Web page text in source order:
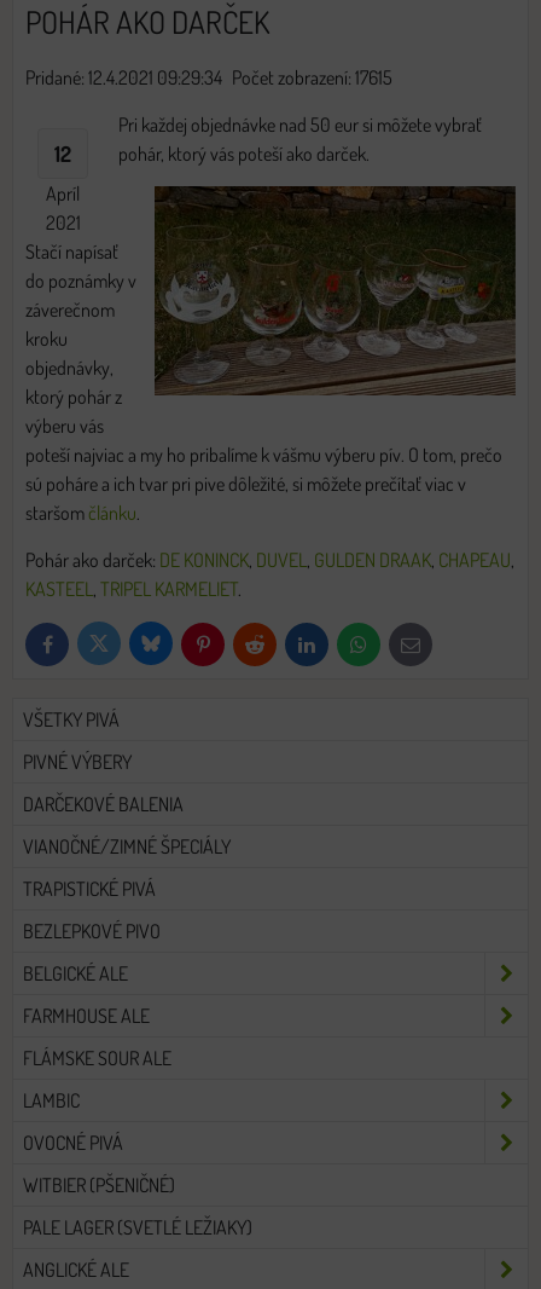
POHÁR AKO DARČEK
Pridané: 12.4.2021 09:29:34 Počet zobrazení: 17615
12
Apríl
2021
Pri každej objednávke nad 50 eur si môžete vybrať
pohár, ktorý vás poteší ako darček.
Stačí napísať
do poznámky v
záverečnom
kroku
objednávky,
ktorý pohár z
výberu vás
poteší najviac a my ho pribalíme k vášmu výberu pív. O tom, prečo
sú poháre a ich tvar pri pive dôležité, si môžete prečítať viac v
staršom článku
Pohár ako darček: DE KONINCK DUVEL GULDEN DRAAK CHAPEAU
KASTEEL TRIPEL KARMELIET
FacebookTwitter Bluesky PinterestReddit LinkedInWhatsApp
E-
mail
VŠETKY PIVÁ
PIVNÉ VÝBERY
DARČEKOVÉ BALENIA
VIANOČNÉ/ZIMNÉ ŠPECIÁLY
TRAPISTICKÉ PIVÁ
BEZLEPKOVÉ PIVO
BELGICKÉ ALE
FARMHOUSE ALE
FLÁMSKE SOUR ALE
LAMBIC
OVOCNÉ PIVÁ
WITBIER (PŠENIČNÉ)
PALE LAGER (SVETLÉ LEŽIAKY)
ANGLICKÉ ALE